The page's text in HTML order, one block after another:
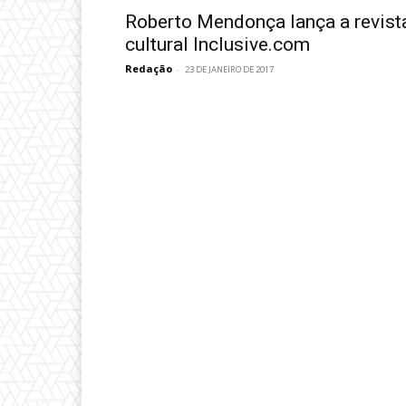
Roberto Mendonça lança a
cultural Inclusive.com
Redação - 23 DE JANEIRO DE 2017